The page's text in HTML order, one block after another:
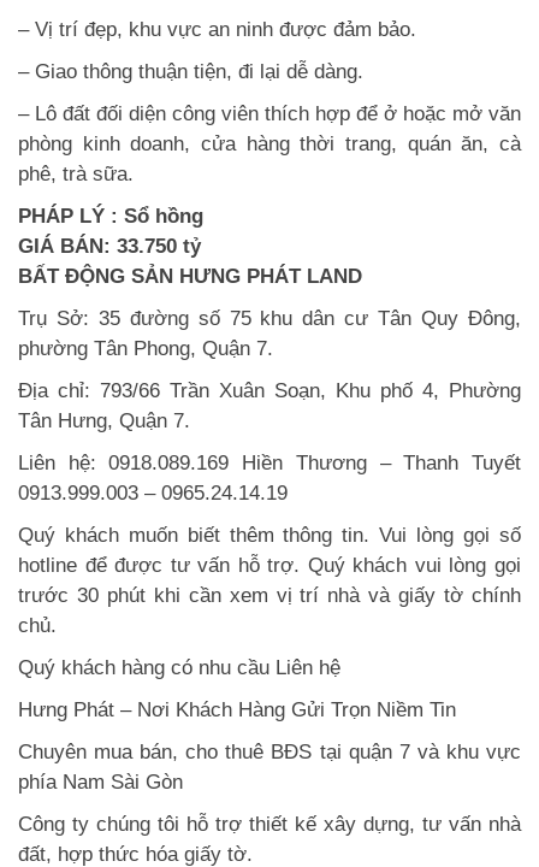
– Vị trí đẹp, khu vực an ninh được đảm bảo.
– Giao thông thuận tiện, đi lại dễ dàng.
– Lô đất đối diện công viên thích hợp để ở hoặc mở văn
phòng kinh doanh, cửa hàng thời trang, quán ăn, cà
phê, trà sữa.
PHÁP LÝ : Sổ hồng
GIÁ BÁN: 33.750 tỷ
BẤT ĐỘNG SẢN HƯNG PHÁT LAND
Trụ Sở: 35 đường số 75 khu dân cư Tân Quy Đông,
phường Tân Phong, Quận 7.
Địa chỉ: 793/66 Trần Xuân Soạn, Khu phố 4, Phường
Tân Hưng, Quận 7.
Liên hệ: 0918.089.169 Hiền Thương – Thanh Tuyết
0913.999.003 – 0965.24.14.19
Quý khách muốn biết thêm thông tin. Vui lòng gọi số
hotline để được tư vấn hỗ trợ. Quý khách vui lòng gọi
trước 30 phút khi cần xem vị trí nhà và giấy tờ chính
chủ.
Quý khách hàng có nhu cầu Liên hệ
Hưng Phát – Nơi Khách Hàng Gửi Trọn Niềm Tin
Chuyên mua bán, cho thuê BĐS tại quận 7 và khu vực
phía Nam Sài Gòn
Công ty chúng tôi hỗ trợ thiết kế xây dựng, tư vấn nhà
đất, hợp thức hóa giấy tờ.